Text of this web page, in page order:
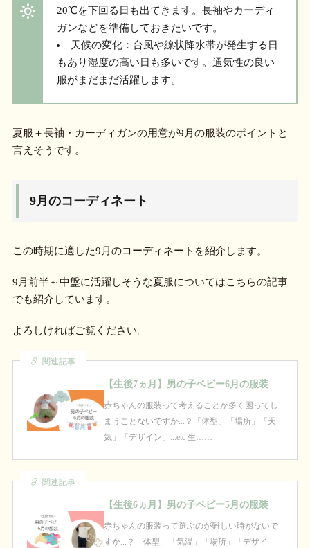
20℃を下回る日も出てきます。長袖やカーディ
ガンなどを準備しておきたいです。
天候の変化：台風や線状降水帯が発生する日
もあり湿度の高い日も多いです。通気性の良い
服がまだまだ活躍します。
夏服＋長袖・カーディガンの用意が9月の服装のポイントと
言えそうです。
9月のコーディネート
この時期に適した9月のコーディネートを紹介します。
9月前半～中盤に活躍しそうな夏服についてはこちらの記事
でも紹介しています。
よろしければご覧ください。
関連記事
【生後7ヵ月】男の子ベビー6月の服装
赤ちゃんの服装って考えることが多く困ってし
まうことないですか...？「体型」「場所」「天
気」「デザイン」...etc 生……
関連記事
【生後6ヵ月】男の子ベビー5月の服装
赤ちゃんの服装って選ぶのが難しい時がないで
すか...？「体型」「気温」「場所」「デザイ